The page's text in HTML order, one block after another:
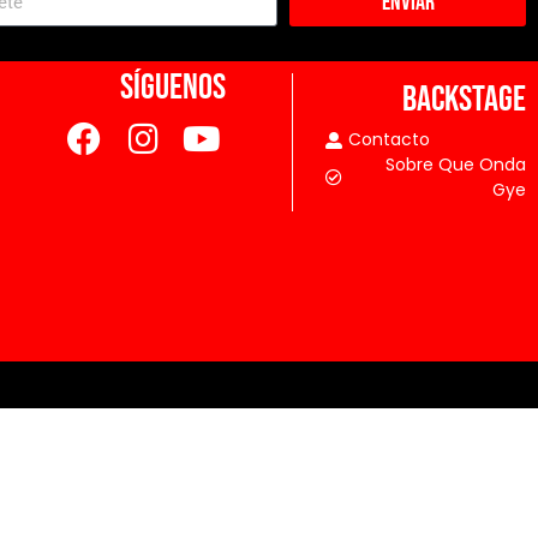
SÍGUENOS BACKSTAGE
Contacto
Sobre Que Onda
Gye